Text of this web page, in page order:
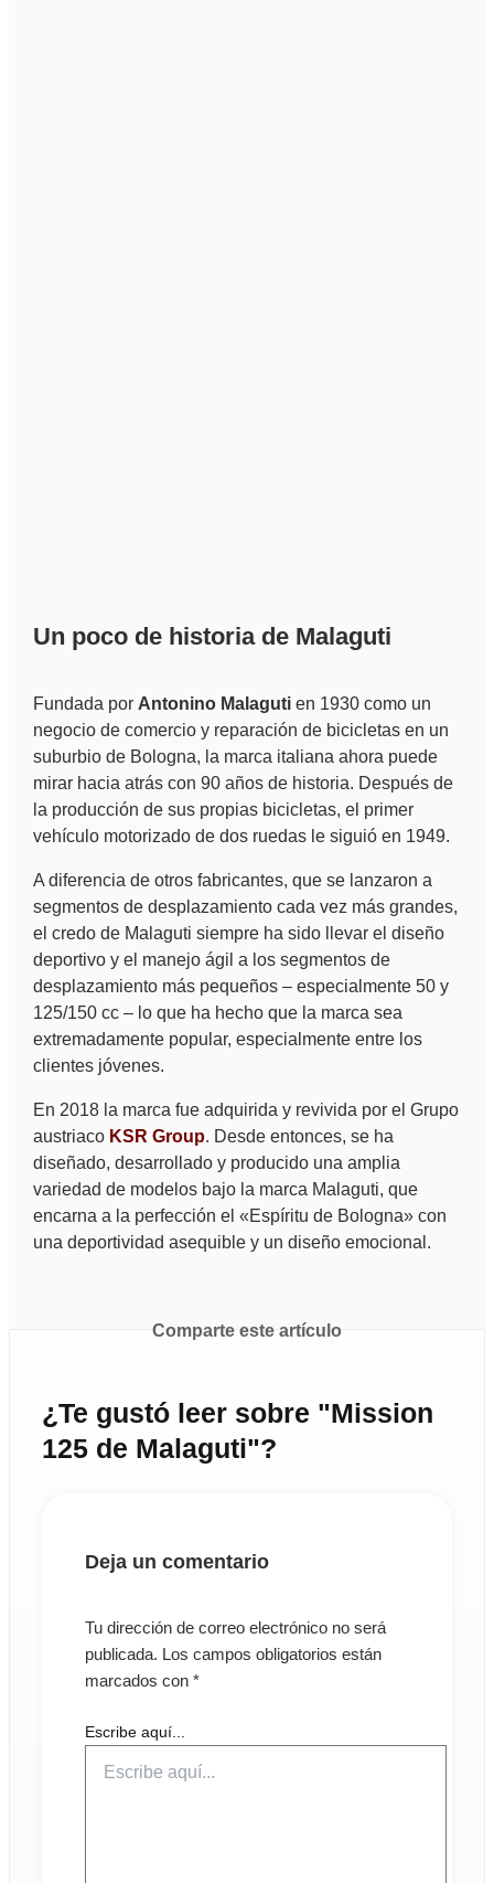
Un poco de historia de Malaguti
Fundada por Antonino Malagutien 1930 como un
negocio de comercio y reparación de bicicletas en un
suburbio de Bologna, la marca italiana ahora puede
mirar hacia atrás con 90 años de historia. Después de
la producción de sus propias bicicletas, el primer
vehículo motorizado de dos ruedas le siguió en 1949.
A diferencia de otros fabricantes, que se lanzaron a
segmentos de desplazamiento cada vez más grandes,
el credo de Malaguti siempre ha sido llevar el diseño
deportivo y el manejo ágil a los segmentos de
desplazamiento más pequeños – especialmente 50 y
125/150 cc – lo que ha hecho que la marca sea
extremadamente popular, especialmente entre los
clientes jóvenes.
En 2018 la marca fue adquirida y revivida por el Grupo
austriaco KSR Group. Desde entonces, se ha
diseñado, desarrollado y producido una amplia
variedad de modelos bajo la marca Malaguti, que
encarna a la perfección el «Espíritu de Bologna» con
una deportividad asequible y un diseño emocional.
Comparte este artículo
¿Te gustó leer sobre "Mission
125 de Malaguti"?
Deja un comentario
Tu dirección de correo electrónico no será
publicada. Los campos obligatorios están
marcados con *
Escribe aquí...